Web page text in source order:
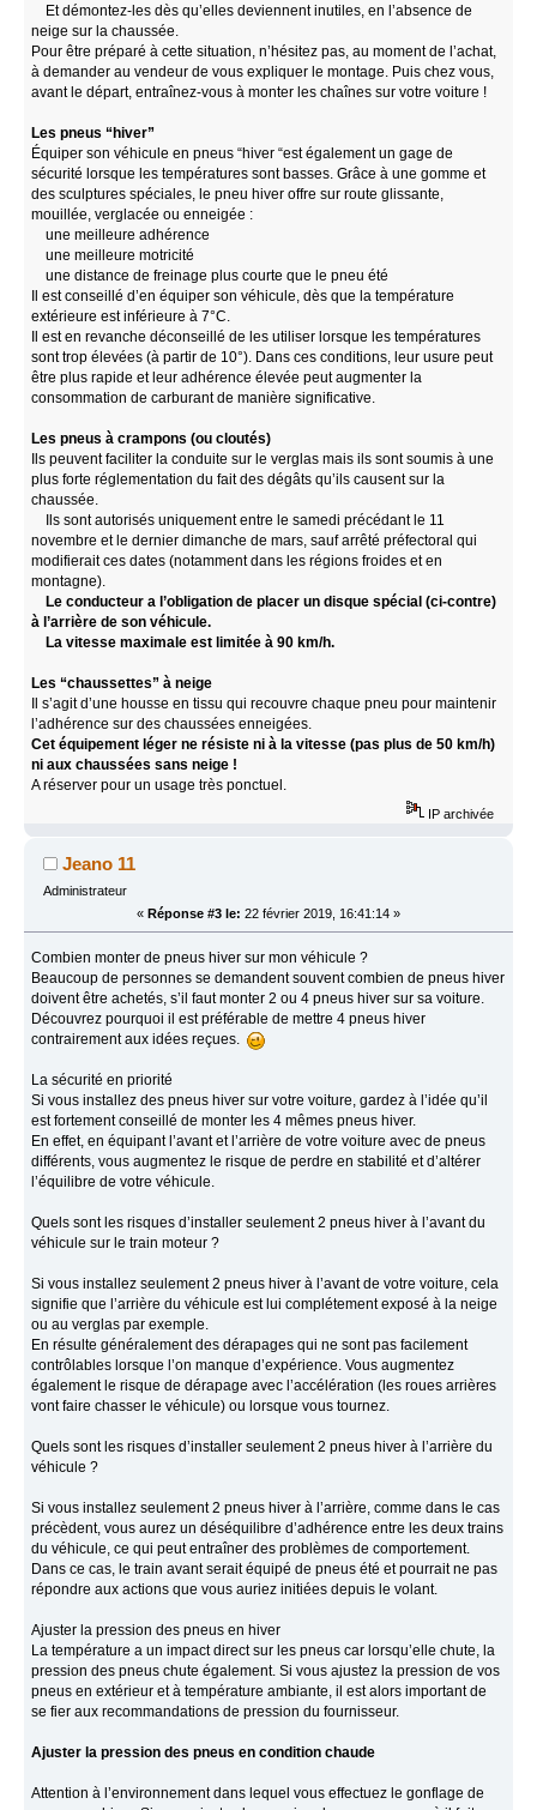
Et démontez-les dès qu’elles deviennent inutiles, en l’absence de
neige sur la chaussée.
Pour être préparé à cette situation, n’hésitez pas, au moment de l’achat,
à demander au vendeur de vous expliquer le montage. Puis chez vous,
avant le départ, entraînez-vous à monter les chaînes sur votre voiture !
Les pneus “hiver”
Équiper son véhicule en pneus “hiver “est également un gage de
sécurité lorsque les températures sont basses. Grâce à une gomme et
des sculptures spéciales, le pneu hiver offre sur route glissante,
mouillée, verglacée ou enneigée :
une meilleure adhérence
une meilleure motricité
une distance de freinage plus courte que le pneu été
Il est conseillé d’en équiper son véhicule, dès que la température
extérieure est inférieure à 7°C.
Il est en revanche déconseillé de les utiliser lorsque les températures
sont trop élevées (à partir de 10°). Dans ces conditions, leur usure peut
être plus rapide et leur adhérence élevée peut augmenter la
consommation de carburant de manière significative.
Les pneus à crampons (ou cloutés)
Ils peuvent faciliter la conduite sur le verglas mais ils sont soumis à une
plus forte réglementation du fait des dégâts qu’ils causent sur la
chaussée.
Ils sont autorisés uniquement entre le samedi précédant le 11
novembre et le dernier dimanche de mars, sauf arrêté préfectoral qui
modifierait ces dates (notamment dans les régions froides et en
montagne).
Le conducteur a l’obligation de placer un disque spécial (ci-contre)
à l’arrière de son véhicule.
La vitesse maximale est limitée à 90 km/h.
Les “chaussettes” à neige
Il s’agit d’une housse en tissu qui recouvre chaque pneu pour maintenir
l’adhérence sur des chaussées enneigées.
Cet équipement léger ne résiste ni à la vitesse (pas plus de 50 km/h)
ni aux chaussées sans neige !
A réserver pour un usage très ponctuel.
IP archivée
Jeano 11
Administrateur
« Réponse #3 le: 22 février 2019, 16:41:14 »
Combien monter de pneus hiver sur mon véhicule ?
Beaucoup de personnes se demandent souvent combien de pneus hiver
doivent être achetés, s’il faut monter 2 ou 4 pneus hiver sur sa voiture.
Découvrez pourquoi il est préférable de mettre 4 pneus hiver
contrairement aux idées reçues.
La sécurité en priorité
Si vous installez des pneus hiver sur votre voiture, gardez à l’idée qu’il
est fortement conseillé de monter les 4 mêmes pneus hiver.
En effet, en équipant l’avant et l’arrière de votre voiture avec de pneus
différents, vous augmentez le risque de perdre en stabilité et d’altérer
l’équilibre de votre véhicule.
Quels sont les risques d’installer seulement 2 pneus hiver à l’avant du
véhicule sur le train moteur ?
Si vous installez seulement 2 pneus hiver à l’avant de votre voiture, cela
signifie que l’arrière du véhicule est lui complétement exposé à la neige
ou au verglas par exemple.
En résulte généralement des dérapages qui ne sont pas facilement
contrôlables lorsque l’on manque d’expérience. Vous augmentez
également le risque de dérapage avec l’accélération (les roues arrières
vont faire chasser le véhicule) ou lorsque vous tournez.
Quels sont les risques d’installer seulement 2 pneus hiver à l’arrière du
véhicule ?
Si vous installez seulement 2 pneus hiver à l’arrière, comme dans le cas
précèdent, vous aurez un déséquilibre d’adhérence entre les deux trains
du véhicule, ce qui peut entraîner des problèmes de comportement.
Dans ce cas, le train avant serait équipé de pneus été et pourrait ne pas
répondre aux actions que vous auriez initiées depuis le volant.
Ajuster la pression des pneus en hiver
La température a un impact direct sur les pneus car lorsqu’elle chute, la
pression des pneus chute également. Si vous ajustez la pression de vos
pneus en extérieur et à température ambiante, il est alors important de
se fier aux recommandations de pression du fournisseur.
Ajuster la pression des pneus en condition chaude
Attention à l’environnement dans lequel vous effectuez le gonflage de